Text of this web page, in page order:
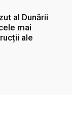
al Dunării
mai
ale